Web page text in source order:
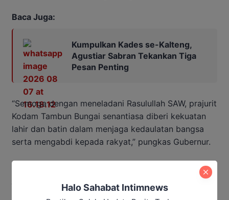
Baca Juga:
Kumpulkan Kades se-Kalteng,
Agustiar Sabran Tekankan Tiga
Pesan Penting
“Semoga dengan meneladani Rasulullah SAW, prajurit
Kodam Tambun Bungai senantiasa diberi kekuatan
lahir dan batin dalam menjaga kedaulatan bangsa
serta mengabdi kepada rakyat,” pungkas Gubernur.
Kegiatan peringatan Maulid Nabi ini dihadiri seluruh
jajaran Kodam XXII/Tambun Bungai, prajurit TNI, dan
sejumlah tokoh masyarakat setempat, sebagai wujud
Halo Sahabat Intimnews